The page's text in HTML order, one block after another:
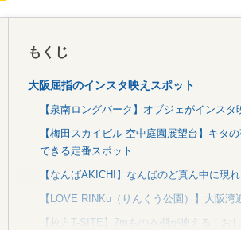
もくじ
大阪屈指のインスタ映えスポット
【泉南ロングパーク】オブジェがインスタ
【梅田スカイビル 空中庭園展望台】キタ
できる定番スポット
【なんばAKICHI】なんばのど真ん中に現
【LOVE RINKu（りんくう公園）】大阪湾
【枚方T-SITE】7mもの本棚が映える！お